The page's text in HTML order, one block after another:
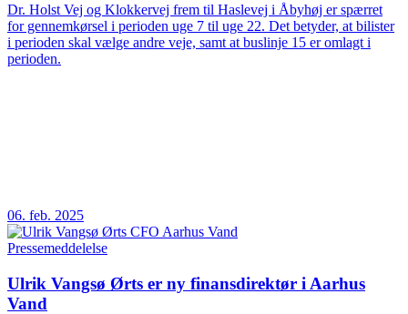
Dr. Holst Vej og Klokkervej frem til Haslevej i Åbyhøj er spærret
for gennemkørsel i perioden uge 7 til uge 22. Det betyder, at bilister
i perioden skal vælge andre veje, samt at buslinje 15 er omlagt i
perioden.
06. feb. 2025
Pressemeddelelse
Ulrik Vangsø Ørts er ny finansdirektør i Aarhus
Vand